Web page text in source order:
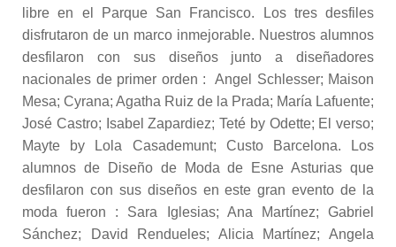
libre en el Parque San Francisco. Los tres desfiles
disfrutaron de un marco inmejorable. Nuestros alumnos
desfilaron con sus diseños junto a diseñadores
nacionales de primer orden : Angel Schlesser; Maison
Mesa; Cyrana; Agatha Ruiz de la Prada; María Lafuente;
José Castro; Isabel Zapardiez; Teté by Odette; El verso;
Mayte by Lola Casademunt; Custo Barcelona. Los
alumnos de Diseño de Moda de Esne Asturias que
desfilaron con sus diseños en este gran evento de la
moda fueron : Sara Iglesias; Ana Martínez; Gabriel
Sánchez; David Rendueles; Alicia Martínez; Angela